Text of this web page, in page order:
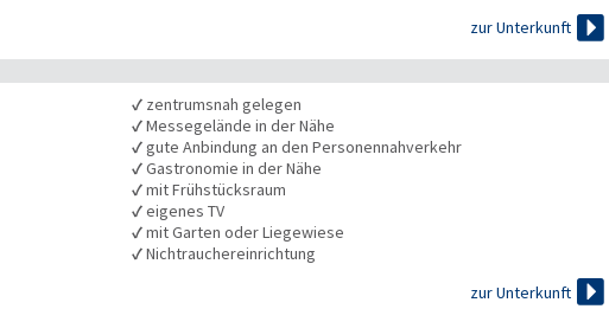
zur Unterkunft 
✓ zentrumsnah gelegen
✓Messegelände in der Nähe
✓gute Anbindung an den Personennahverkehr
✓Gastronomie in der Nähe
✓mit Frühstücksraum
✓eigenes TV
✓mit Garten oder Liegewiese
✓Nichtrauchereinrichtung
zur Unterkunft
